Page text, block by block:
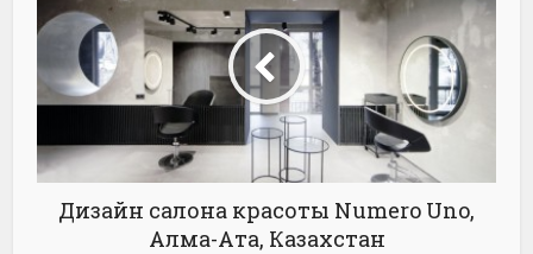
Дизайн салона красоты Numero Uno,
Алма-Ата, Казахстан